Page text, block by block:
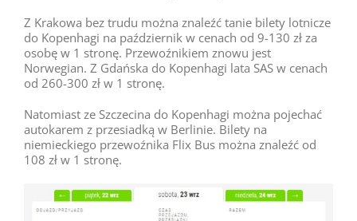
Z Krakowa bez trudu można znaleźć tanie bilety lotnicze
do Kopenhagi na październik w cenach od 9-130 zł za
osobę w 1 stronę. Przewoźnikiem znowu jest
Norwegian. Z Gdańska do Kopenhagi lata SAS w cenach
od 260-300 zł w 1 stronę.
Natomiast ze Szczecina do Kopenhagi można pojechać
autokarem z przesiadką w Berlinie. Bilety na
niemieckiego przewoźnika Flix Bus można znaleźć od
108 zł w 1 stronę.